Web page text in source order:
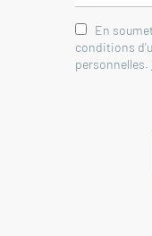
En
conditions
personnelles.